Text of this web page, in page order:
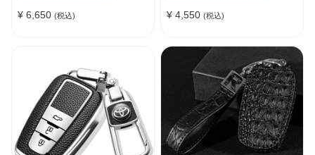
¥ 6,650 (税込)
護
¥ 4,550 (税込)